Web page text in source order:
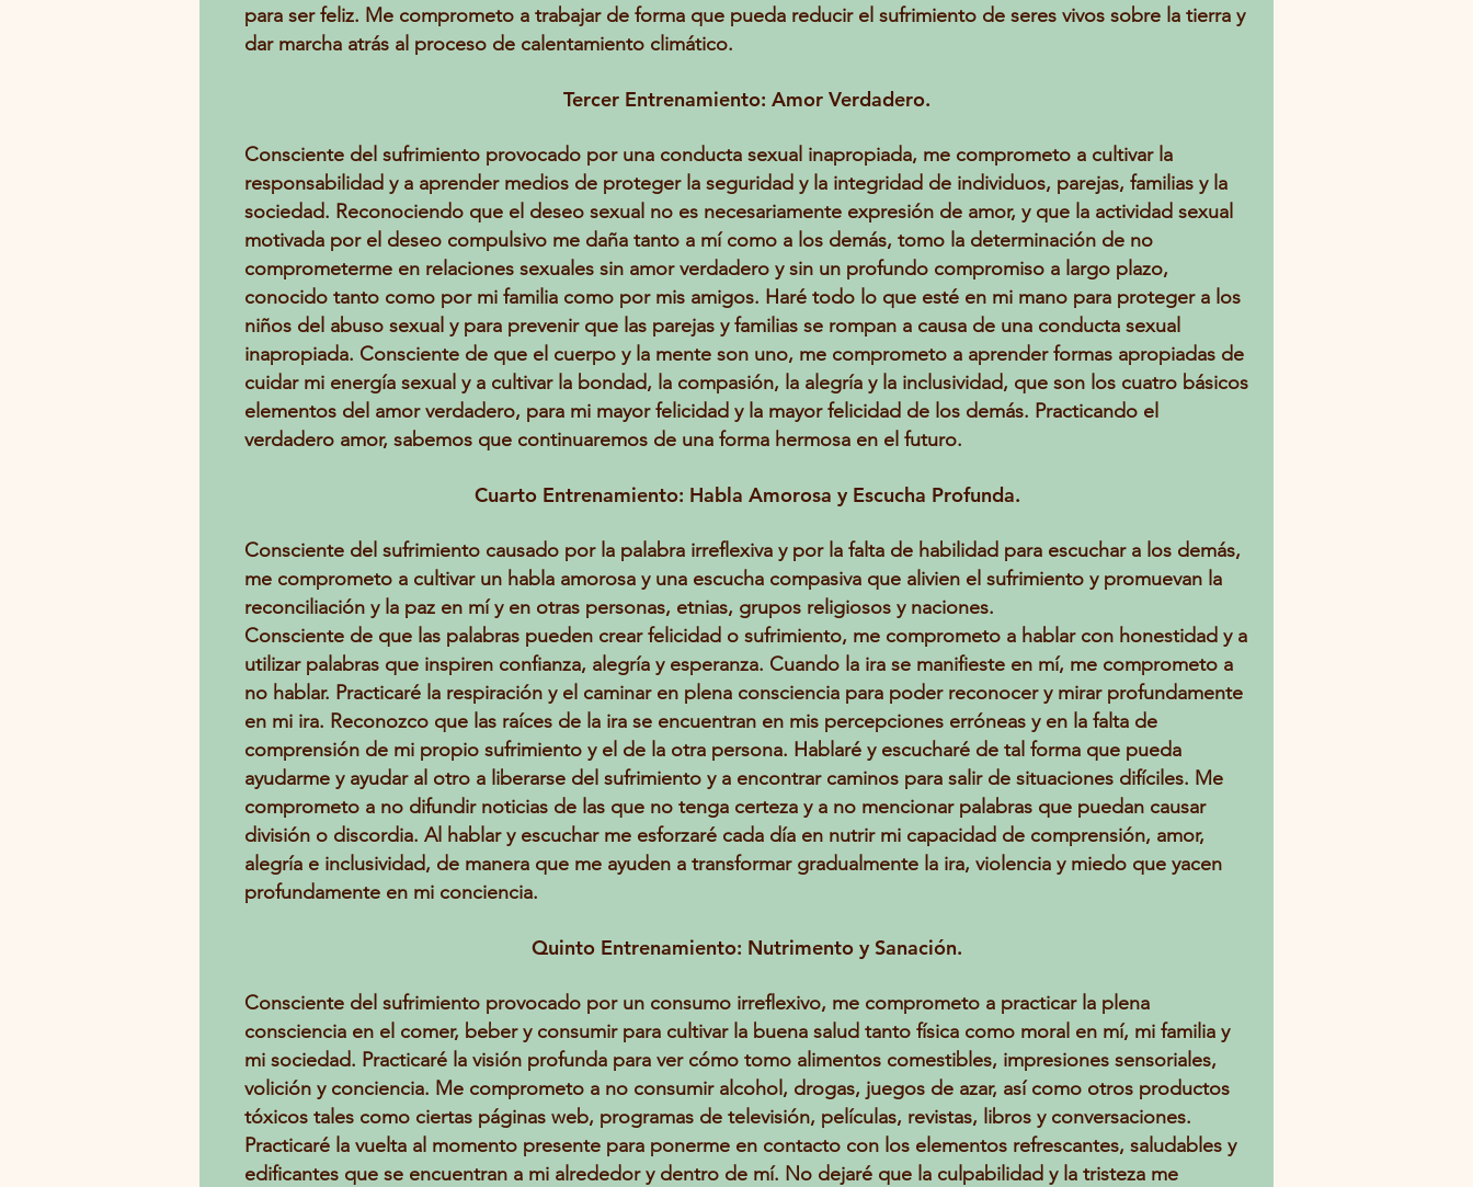
para ser feliz. Me comprometo a trabajar de forma que pueda reducir el sufrimiento de seres vivos sobre la tierra y
dar marcha atrás al proceso de calentamiento climático.
Tercer Entrenamiento: Amor Verdadero.
Consciente del sufrimiento provocado por una conducta sexual inapropiada, me comprometo a cultivar la
responsabilidad y a aprender medios de proteger la seguridad y la integridad de individuos, parejas, familias y la
sociedad. Reconociendo que el deseo sexual no es necesariamente expresión de amor, y que la actividad sexual
motivada por el deseo compulsivo me daña tanto a mí como a los demás, tomo la determinación de no
comprometerme en relaciones sexuales sin amor verdadero y sin un profundo compromiso a largo plazo,
conocido tanto como por mi familia como por mis amigos. Haré todo lo que esté en mi mano para proteger a los
niños del abuso sexual y para prevenir que las parejas y familias se rompan a causa de una conducta sexual
inapropiada. Consciente de que el cuerpo y la mente son uno, me comprometo a aprender formas apropiadas de
cuidar mi energía sexual y a cultivar la bondad, la compasión, la alegría y la inclusividad, que son los cuatro básicos
elementos del amor verdadero, para mi mayor felicidad y la mayor felicidad de los demás. Practicando el
verdadero amor, sabemos que continuaremos de una forma hermosa en el futuro.
Cuarto Entrenamiento: Habla Amorosa y Escucha Profunda.
Consciente del sufrimiento causado por la palabra irreflexiva y por la falta de habilidad para escuchar a los demás,
me comprometo a cultivar un habla amorosa y una escucha compasiva que alivien el sufrimiento y promuevan la
reconciliación y la paz en mí y en otras personas, etnias, grupos religiosos y naciones.
Consciente de que las palabras pueden crear felicidad o sufrimiento, me comprometo a hablar con honestidad y a
utilizar palabras que inspiren confianza, alegría y esperanza. Cuando la ira se manifieste en mí, me comprometo a
no hablar. Practicaré la respiración y el caminar en plena consciencia para poder reconocer y mirar profundamente
en mi ira. Reconozco que las raíces de la ira se encuentran en mis percepciones erróneas y en la falta de
comprensión de mi propio sufrimiento y el de la otra persona. Hablaré y escucharé de tal forma que pueda
ayudarme y ayudar al otro a liberarse del sufrimiento y a encontrar caminos para salir de situaciones difíciles. Me
comprometo a no difundir noticias de las que no tenga certeza y a no mencionar palabras que puedan causar
división o discordia. Al hablar y escuchar me esforzaré cada día en nutrir mi capacidad de comprensión, amor,
alegría e inclusividad, de manera que me ayuden a transformar gradualmente la ira, violencia y miedo que yacen
profundamente en mi conciencia.
Quinto Entrenamiento: Nutrimento y Sanación.
Consciente del sufrimiento provocado por un consumo irreflexivo, me comprometo a practicar la plena
consciencia en el comer, beber y consumir para cultivar la buena salud tanto física como moral en mí, mi familia y
mi sociedad. Practicaré la visión profunda para ver cómo tomo alimentos comestibles, impresiones sensoriales,
volición y conciencia. Me comprometo a no consumir alcohol, drogas, juegos de azar, así como otros productos
tóxicos tales como ciertas páginas web, programas de televisión, películas, revistas, libros y conversaciones.
Practicaré la vuelta al momento presente para ponerme en contacto con los elementos refrescantes, saludables y
edificantes que se encuentran a mi alrededor y dentro de mí. No dejaré que la culpabilidad y la tristeza me